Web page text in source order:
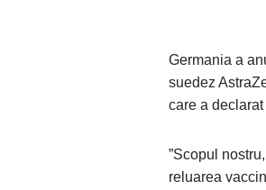
Germania a
suedez
care a declarat
”Scopul
reluarea